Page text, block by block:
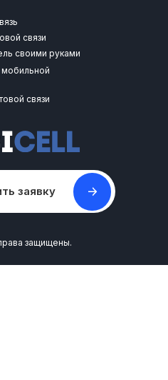
защищены.
заявку
связи
своими руками
мобильной
связи